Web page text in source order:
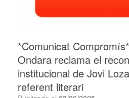
*Comunicat
Ondara reclama el
institucional de Jovi
referent literari